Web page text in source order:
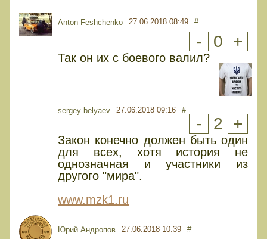
Anton Feshchenko 27.06.2018 08:49 #
- 0 +
Так он их с боевого валил?
sergey belyaev 27.06.2018 09:16 #
- 2 +
Закон конечно должен быть один
для всех, хотя история не
однозначная и участники из
другого "мира".
www.mzk1.ru
Юрий Андропов 27.06.2018 10:39 #